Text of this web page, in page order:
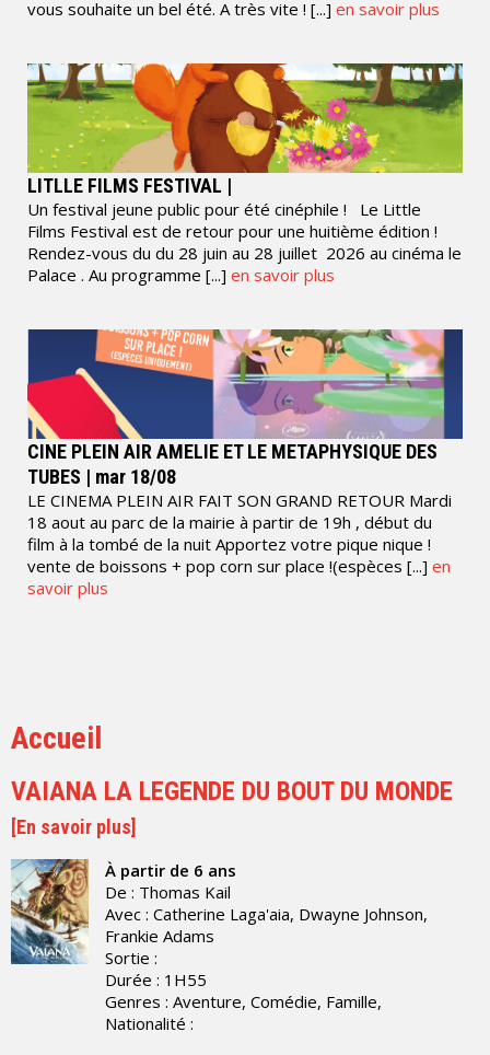
vous souhaite un bel été. A très vite ! [...] en savoir plus
LITLLE FILMS FESTIVAL |
Un festival jeune public pour été cinéphile ! Le Little
Films Festival est de retour pour une huitième édition !
Rendez-vous du du 28 juin au 28 juillet 2026 au cinéma le
Palace . Au programme [...] en savoir plus
CINE PLEIN AIR AMELIE ET LE METAPHYSIQUE DES
TUBES | mar 18/08
LE CINEMA PLEIN AIR FAIT SON GRAND RETOUR Mardi
18 aout au parc de la mairie à partir de 19h , début du
film à la tombé de la nuit Apportez votre pique nique !
vente de boissons + pop corn sur place !(espèces [...] en
savoir plus
Accueil
VAIANA LA LEGENDE DU BOUT DU MONDE
[En savoir plus]
À partir de 6 ans
De : Thomas Kail
Avec : Catherine Laga'aia, Dwayne Johnson,
Frankie Adams
Sortie :
Durée : 1H55
Genres : Aventure, Comédie, Famille,
Nationalité :